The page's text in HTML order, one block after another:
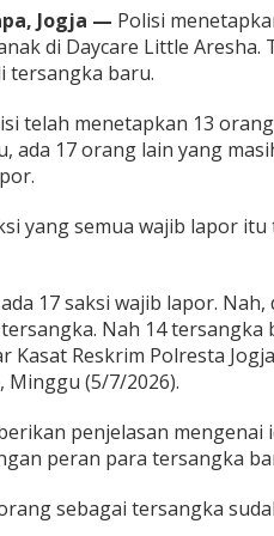
m
Jogja — Polisi
di Daycare Little
tersangka baru.
telah menetapkan 13
ada 17 orang lain yang
yang semua wajib lapor
17 saksi wajib lapor.
Nah 14 tersangka
Kasat Reskrim Polresta
Minggu (5/7/2026).
penjelasan
peran para tersangka
sebagai tersangka